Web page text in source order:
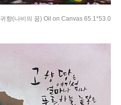
귀향(나비의 꿈) Oil on Canvas 65.1*53.0